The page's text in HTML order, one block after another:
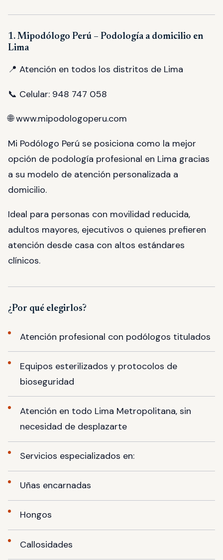
1. Mipodólogo Perú – Podología a domicilio en
Lima
📍 Atención en todos los distritos de Lima
📞 Celular: 948 747 058
🌐 www.mipodologoperu.com
Mi Podólogo Perú se posiciona como la mejor
opción de podología profesional en Lima gracias
a su modelo de atención personalizada a
domicilio.
Ideal para personas con movilidad reducida,
adultos mayores, ejecutivos o quienes prefieren
atención desde casa con altos estándares
clínicos.
¿Por qué elegirlos?
Atención profesional con podólogos titulados
Equipos esterilizados y protocolos de
bioseguridad
Atención en todo Lima Metropolitana, sin
necesidad de desplazarte
Servicios especializados en:
Uñas encarnadas
Hongos
Callosidades